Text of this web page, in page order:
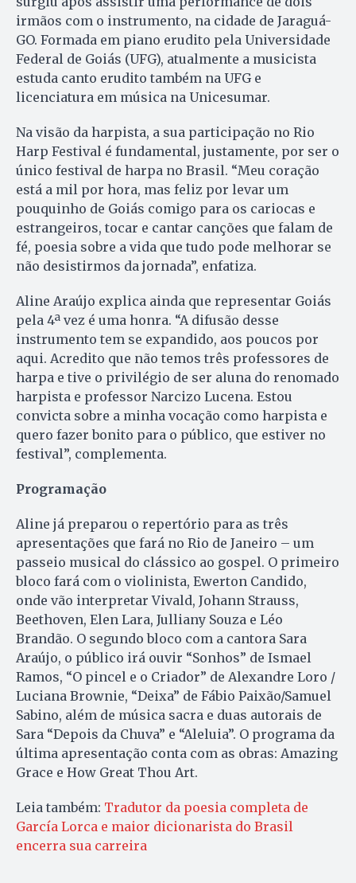
irmãos com o instrumento, na cidade de Jaraguá-
GO. Formada em piano erudito pela Universidade
Federal de Goiás (UFG), atualmente a musicista
estuda canto erudito também na UFG e
licenciatura em música na Unicesumar.
Na visão da harpista, a sua participação no Rio
Harp Festival é fundamental, justamente, por ser o
único festival de harpa no Brasil. “Meu coração
está a mil por hora, mas feliz por levar um
pouquinho de Goiás comigo para os cariocas e
estrangeiros, tocar e cantar canções que falam de
fé, poesia sobre a vida que tudo pode melhorar se
não desistirmos da jornada”, enfatiza.
Aline Araújo explica ainda que representar Goiás
pela 4ª vez é uma honra. “A difusão desse
instrumento tem se expandido, aos poucos por
aqui. Acredito que não temos três professores de
harpa e tive o privilégio de ser aluna do renomado
harpista e professor Narcizo Lucena. Estou
convicta sobre a minha vocação como harpista e
quero fazer bonito para o público, que estiver no
festival”, complementa.
Programação
Aline já preparou o repertório para as três
apresentações que fará no Rio de Janeiro – um
passeio musical do clássico ao gospel. O primeiro
bloco fará com o violinista, Ewerton Candido,
onde vão interpretar Vivald, Johann Strauss,
Beethoven, Elen Lara, Julliany Souza e Léo
Brandão. O segundo bloco com a cantora Sara
Araújo, o público irá ouvir “Sonhos” de Ismael
Ramos, “O pincel e o Criador” de Alexandre Loro /
Luciana Brownie, “Deixa” de Fábio Paixão/Samuel
Sabino, além de música sacra e duas autorais de
Sara “Depois da Chuva” e “Aleluia”. O programa da
última apresentação conta com as obras: Amazing
Grace e How Great Thou Art.
Leia também: Tradutor da poesia completa de
García Lorca e maior dicionarista do Brasil
encerra sua carreira